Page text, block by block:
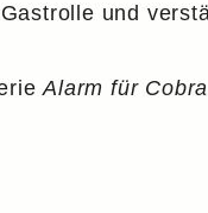
und
Alarm für